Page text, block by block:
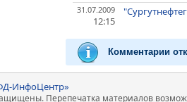
31.07.2009
12:15
Комментарии
ИнфоЦентр»
Перепечатка материалов